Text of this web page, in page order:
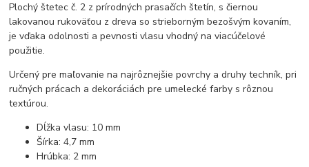
Plochý štetec č. 2 z prírodných prasačích štetín, s čiernou
lakovanou rukoväťou z dreva so strieborným bezošvým kovaním,
je vďaka odolnosti a pevnosti vlasu vhodný na viacúčelové
použitie.
Určený pre maľovanie na najrôznejšie povrchy a druhy techník, pri
ručných prácach a dekoráciách pre umelecké farby s rôznou
textúrou.
Dĺžka vlasu: 10 mm
Šírka: 4,7 mm
Hrúbka: 2 mm